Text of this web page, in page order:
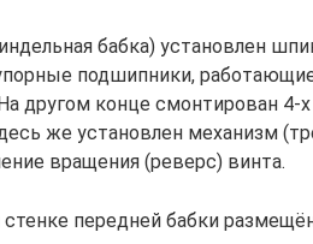
бабка) установлен
подшипники,
другом конце смонтирован 4-
же установлен механизм
вращения (реверс) винта.
передней бабки